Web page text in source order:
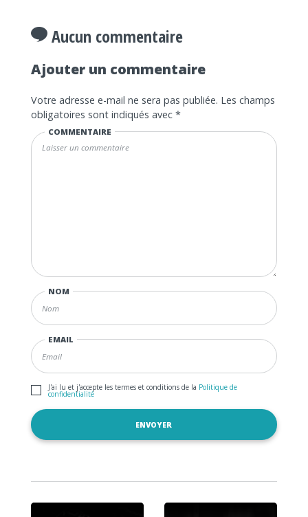
Aucun commentaire
Ajouter un commentaire
Votre adresse e-mail ne sera pas publiée. Les champs
obligatoires sont indiqués avec *
COMMENTAIRE
NOM
EMAIL
J'ai lu et j'accepte les termes et conditions de la Politique de
confidentialité